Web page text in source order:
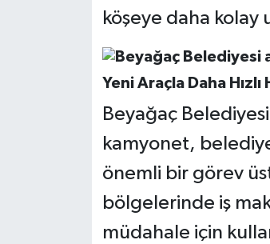
köşeye daha kolay
Yeni Araçla Daha Hızlı
Beyağaç
kamyonet,
önemli bir görev
bölgelerinde iş
müdahale için